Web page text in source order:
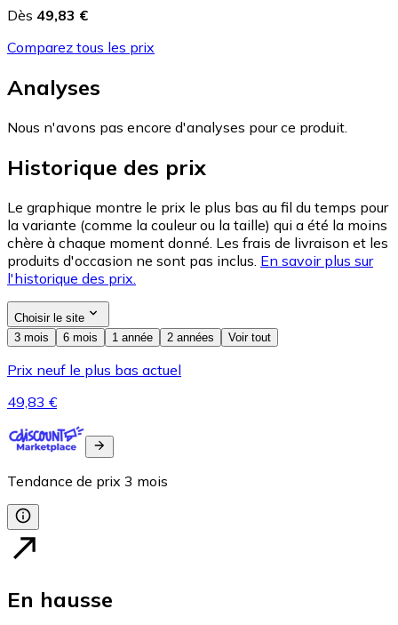
Dès 49,83 €
Comparez tous les prix
Analyses
Nous n'avons pas encore d'analyses pour ce produit.
Historique des prix
Le graphique montre le prix le plus bas au fil du temps pour
la variante (comme la couleur ou la taille) qui a été la moins
chère à chaque moment donné. Les frais de livraison et les
produits d'occasion ne sont pas inclus. En savoir plus sur
l'historique des prix.
Choisir le site
3 mois
6 mois 1 année 2 années Voir tout
Prix neuf le plus bas actuel
49,83 €
Tendance de prix 3 mois
En hausse